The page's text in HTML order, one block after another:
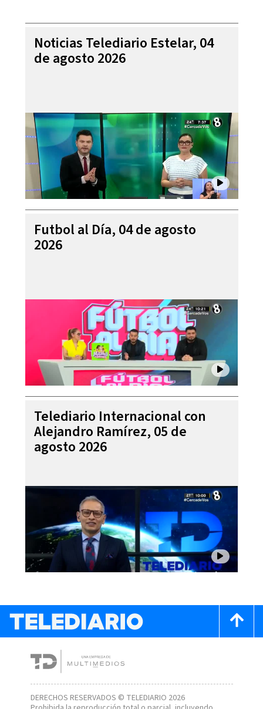
Noticias Telediario Estelar, 04
de agosto 2026
Futbol al Día, 04 de agosto
2026
Telediario Internacional con
Alejandro Ramírez, 05 de
agosto 2026
DERECHOS RESERVADOS © TELEDIARIO 2026